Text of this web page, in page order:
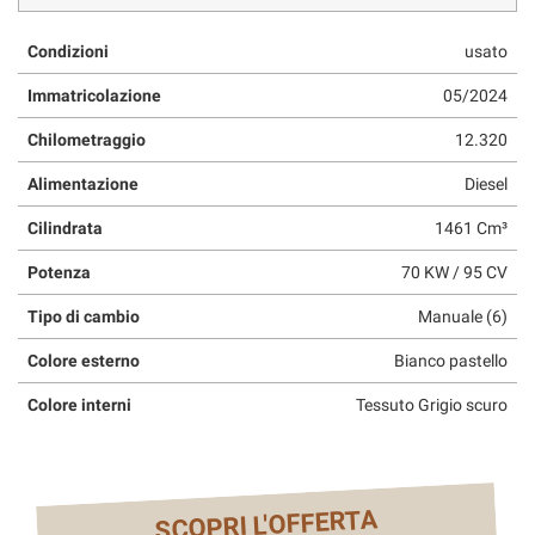
Condizioni usato
Immatricolazione 05/2024
Chilometraggio 12.320
Alimentazione Diesel
Cilindrata 1461 Cm³
Potenza 70 KW / 95 CV
Tipo di cambio Manuale (6)
Colore esterno Bianco pastello
Colore interni Tessuto Grigio scuro
SCOPRI L'OFFERTA
strumenti
di
tracciamento
si
rimanda
alla
cookie
Puoi
modificare
tue
scelte
in